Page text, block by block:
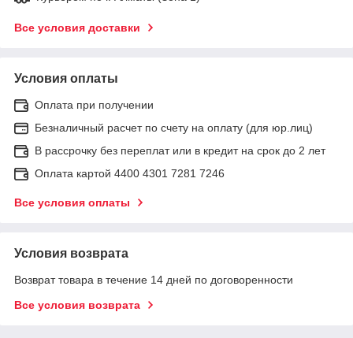
Все условия доставки
Условия оплаты
Оплата при получении
Безналичный расчет по счету на оплату (для юр.лиц)
В рассрочку без переплат или в кредит на срок до 2 лет
Оплата картой 4400 4301 7281 7246
Все условия оплаты
Условия возврата
Возврат товара в течение 14 дней по договоренности
Все условия возврата